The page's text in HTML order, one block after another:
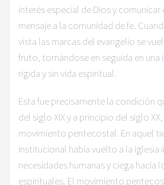
interés especial de Dios y
mensaje a la comunidad de fe.
vista las marcas del evangelio se
fruto, tornándose en seguida en
rígida y sin vida espiritual.
Esta fue precisamente la condición
del siglo XIX y a principio del siglo
movimiento pentecostal. En aquel
institucional había vuelto a la iglesia
necesidades humanas y ciega hacia
espirituales. El movimiento